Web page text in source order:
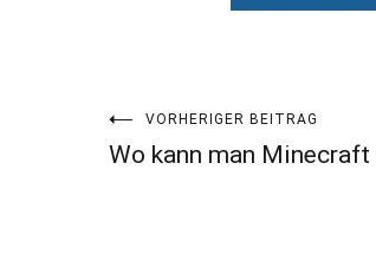
Beitragsnavigation
VORHERIGER BEITRAG
Wo kann man Minecraft